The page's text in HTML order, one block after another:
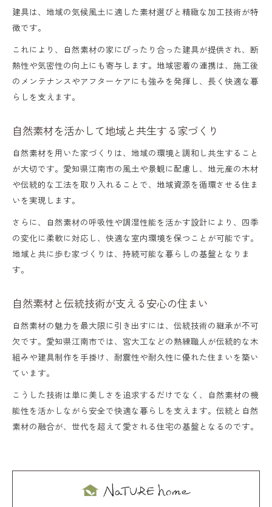
建具は、地域の気候風土に適した素材選びと精緻な加工技術が特
徴です。
これにより、自然素材の家にぴったり合った建具が提供され、断
熱性や気密性の向上にも寄与します。地域密着の連携は、施工後
のメンテナンスやアフターケアにも強みを発揮し、長く快適な暮
らしを支えます。
自然素材を活かして地域と共生する家づくり
自然素材を用いた家づくりは、地域の環境と調和し共生すること
が大切です。愛知県江南市の風土や景観に配慮し、地元産の木材
や伝統的な工法を取り入れることで、地域資源を循環させる住ま
いを実現します。
さらに、自然素材の呼吸性や調湿性能を活かす設計により、四季
の変化に柔軟に対応し、快適な室内環境を保つことが可能です。
地域と共に歩む家づくりは、持続可能な暮らしの基盤となりま
す。
自然素材と伝統技術が支える安心の住まい
自然素材の魅力を最大限に引き出すには、伝統技術の継承が不可
欠です。愛知県江南市では、宮大工などの熟練職人が伝統的な木
組みや建具制作を手掛け、耐震性や耐久性に優れた住まいを築い
ています。
こうした技術は単に美しさを追求するだけでなく、自然素材の機
能性を活かしながら安全で快適な暮らしを支えます。伝統と自然
素材の融合が、世代を超えて愛される住宅の基盤となるのです。